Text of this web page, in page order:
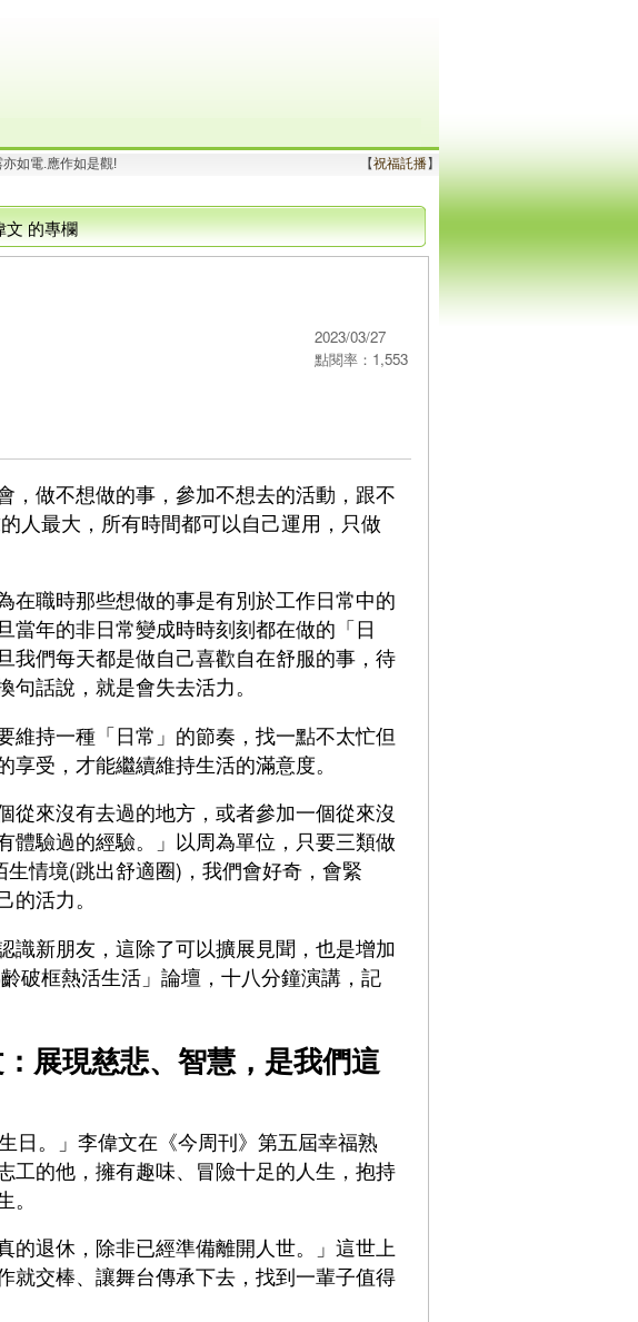
如電.應作如是觀!
度盡.方證菩提! 【祝福託播】
文 的專欄
2023/03/27
點閱率：1,553
，做不想做的事，參加不想去的活動，跟不
人最大，所有時間都可以自己運用，只做
在職時那些想做的事是有別於工作日常中的
當年的非日常變成時時刻刻都在做的「日
我們每天都是做自己喜歡自在舒服的事，待
話說，就是會失去活力。
維持一種「日常」的節奏，找一點不太忙但
受，才能繼續維持生活的滿意度。
從來沒有去過的地方，或者參加一個從來沒
體驗過的經驗。」以周為單位，只要三類做
情境(跳出舒適圈)，我們會好奇，會緊
活力。
識新朋友，這除了可以擴展見聞，也是增加
破框熱活生活」論壇，十八分鐘演講，記
展現慈悲、智慧，是我們這
日。」李偉文在《今周刊》第五屆幸福熟
工的他，擁有趣味、冒險十足的人生，抱持
的退休，除非已經準備離開人世。」這世上
就交棒、讓舞台傳承下去，找到一輩子值得